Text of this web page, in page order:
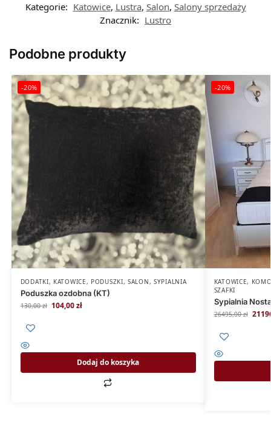
Kategorie: Katowice, Lustra, Salon, Salony sprzedaży
Znacznik: Lustro
Podobne produkty
-20%
DODATKI, KATOWICE, PODUSZKI,SALON, SYPIALNIA
Poduszka ozdobna (KT)
130,00zł 104,00zł
Dodaj do koszyka
-20%
KATOWICE,
SZAFKI
Sypialnia
26495,00zł